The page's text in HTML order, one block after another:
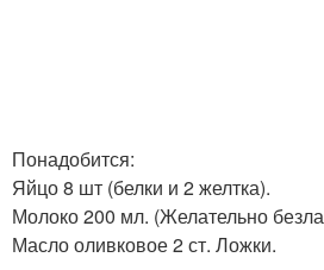
Понадобится:
Яйцо 8 шт (белки и 2 желтка).
Молоко 200 мл. (Желательно
Масло оливковое 2 ст. Ложки.